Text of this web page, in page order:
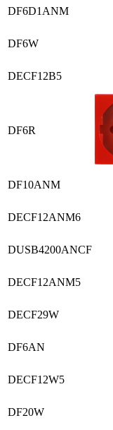
DF6D1ANM
DF6W
DECF12B5
DF6R
DF10ANM
DECF12ANM6
DUSB4200ANCF
DECF12ANM5
DECF29W
DF6AN
DECF12W5
DF20W